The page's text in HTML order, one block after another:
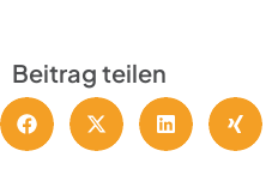
Beitrag teilen